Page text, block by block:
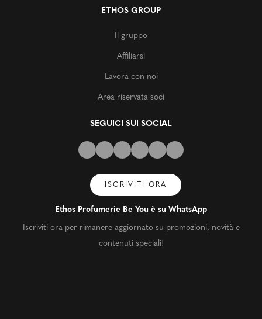
ETHOS GROUP
Il gruppo
Affiliarsi
Lavora con noi
Area riservata soci
SEGUICI SUI SOCIAL
ISCRIVITI ORA
Ethos Profumerie Be You è su WhatsApp
Iscriviti ora per rimanere aggiornato su promozioni, novità e
contenuti speciali!